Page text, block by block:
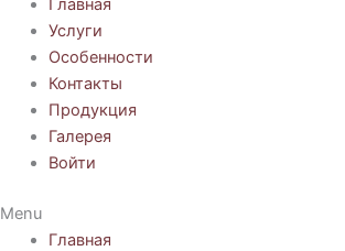
Главная
Услуги
Особенности
Контакты
Продукция
Галерея
Войти
Menu
Главная